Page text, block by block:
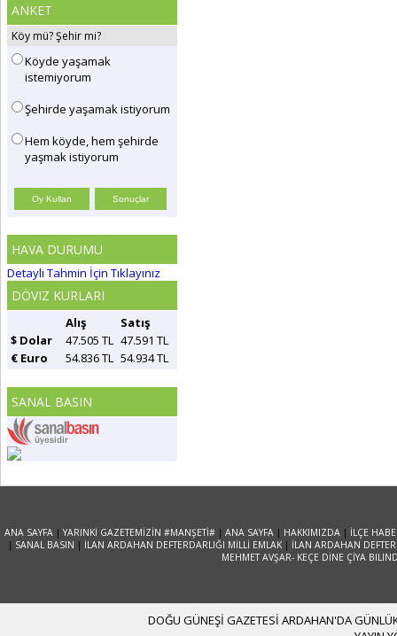
ANKET
Köy mü? Şehir mi?
Köyde yaşamak
istemiyorum
Şehirde yaşamak istiyorum
Hem köyde, hem şehirde
yaşmak istiyorum
HAVA DURUMU
Detaylı Tahmin İçin Tıklayınız
DÖVIZ KURLARI
Alış
Satış
$ Dolar
47.505 TL 47.591 TL
€ Euro
54.836 TL 54.934 TL
SANAL BASIN
ANA SAYFA |YARINKİ GAZETEMİZİN #MANŞETİ# |ANA SAYFA | HAKKIMIZDA | İLÇE
| SANAL BASIN | İLAN ARDAHAN DEFTERDARLIĞI MİLLİ EMLAK | İLAN ARDAHAN
MEHMET AVŞAR- KEÇE DİNE ÇİYA
DOĞU GÜNEŞİ GAZETESİ ARDAHAN'DA